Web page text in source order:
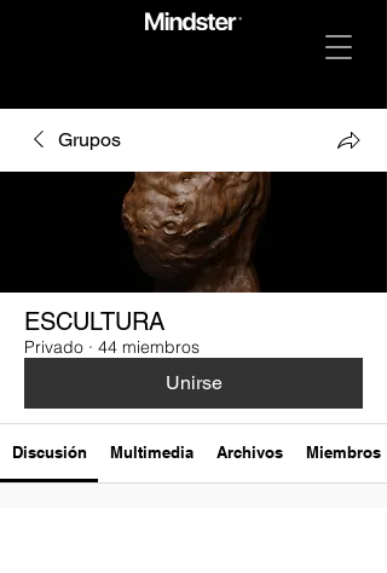
Grupos
ESCULTURA
Privado · 44 miembros
Unirse
Discusión Multimedia Archivos Miembros